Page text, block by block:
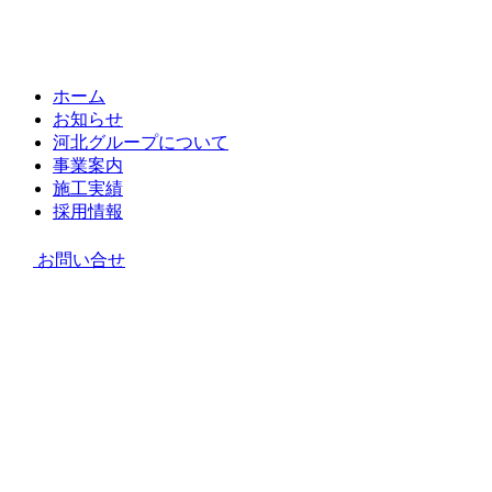
ホーム
お知らせ
河北グループについて
事業案内
施工実績
採用情報
お問い合せ